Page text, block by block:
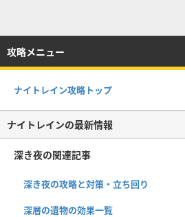
攻略メニュー
ナイトレイン攻略トップ
ナイトレインの最新情報
深き夜の関連記事
深き夜の攻略と対策・立ち回り
深層の遺物の効果一覧